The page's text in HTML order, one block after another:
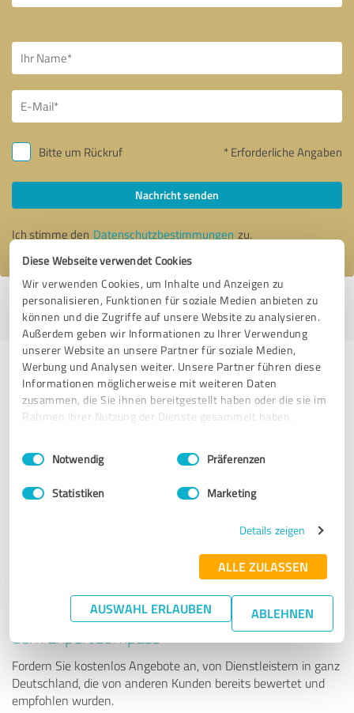
Diese Webseite verwendet Cookies
Wir verwenden Cookies, um Inhalte und Anzeigen zu
personalisieren, Funktionen für soziale Medien anbieten zu
können und die Zugriffe auf unsere Website zu analysieren.
Außerdem geben wir Informationen zu Ihrer Verwendung
unserer Website an unsere Partner für soziale Medien,
Werbung und Analysen weiter. Unsere Partner führen diese
Informationen möglicherweise mit weiteren Daten
zusammen, die Sie ihnen bereitgestellt haben oder die sie im
Rahmen Ihrer Nutzung der Dienste gesammelt haben.
Impressum Datenschutzbestimmungen
Einwilligungsauswahl
Notwendig Präferenzen
Statistiken Marketing
Details zeigen
ALLE ZULASSEN
AUSWAHL ERLAUBEN ABLEHNEN
Bitte um Rückruf * Erforderliche Angaben
Nachricht senden
Ich stimme den Datenschutzbestimmungen zu.
Profil aktiv seit 24.10.2022 |Letzte Aktualisierung: 07.11.2024|Profil
melden
Erfahrungen zu weiteren
Anbietern aus dem Bereich
Finanzdienstleistungen
rex versichert
Tipp: Die passenden Experten finden - mit
dem ExpertCompass
Fordern Sie kostenlos Angebote an, von Dienstleistern in ganz
Deutschland, die von anderen Kunden bereits bewertet und
empfohlen wurden.